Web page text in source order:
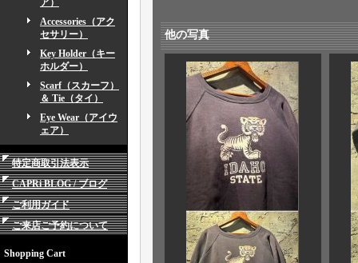
ア）
Accessories（アク
セサリー）
Key Holder（キー
ホルダー）
Scarf（スカーフ）
＆ Tie（タイ）
Eye Wear（アイウ
ェア）
特定商取引法表示
CAPRi BLOG / ブログ
ご利用ガイド
ご来店ご予約について
Shopping Cart
他の写真